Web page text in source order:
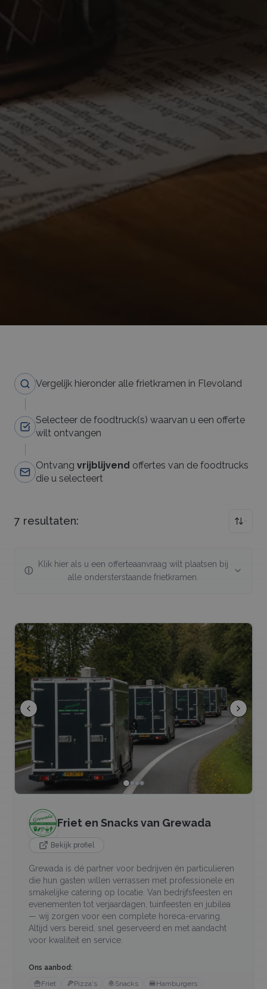
Vergelijk hieronder alle frietkramen in Flevoland
Selecteer de foodtruck(s) waarvan u een offerte
wilt ontvangen
Ontvang vrijblijvend offertes van de foodtrucks
die u selecteert
7 resultaten:
ⓘ
Klik hier als u een offerteaanvraag wilt plaatsen bij
alle ondersterstaande frietkramen
Friet en Snacks van Grewada
Bekijk profiel
Grewada is dé partner voor bedrijven én particulieren
die hun gasten willen verrassen met professionele en
smakelijke catering op locatie. Van bedrijfsfeesten en
evenementen tot verjaardagen, tuinfeesten en jubilea
— wij zorgen voor een complete horeca-ervaring.
Altijd vers bereid, snel geserveerd en met aandacht
voor kwaliteit en service.
Ons aanbod:
🍟Friet 🍕Pizza's 🧆Snacks 🍔Hamburgers